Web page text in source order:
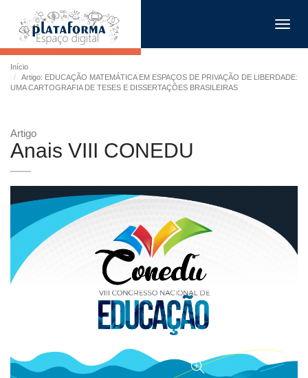
Início
Artigo: EDUCAÇÃO MATEMÁTICA EM ESPAÇOS DE PRIVAÇÃO DE LIBERDADE:
UMA CARTOGRAFIA DE TESES E DISSERTAÇÕES BRASILEIRAS
Artigo
Anais VIII CONEDU